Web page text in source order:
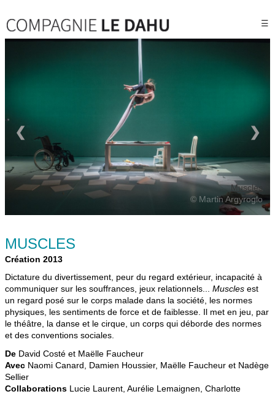
☰
Muscles
© Martin Argyroglo
❮ ❯
MUSCLES
Création 2013
Dictature du divertissement, peur du regard extérieur, incapacité à
communiquer sur les souffrances, jeux relationnels... Muscles est
un regard posé sur le corps malade dans la société, les normes
physiques, les sentiments de force et de faiblesse. Il met en jeu, par
le théâtre, la danse et le cirque, un corps qui déborde des normes
et des conventions sociales.
De David Costé et Maëlle Faucheur
Avec Naomi Canard, Damien Houssier, Maëlle Faucheur et Nadège
Sellier
Collaborations Lucie Laurent, Aurélie Lemaignen, Charlotte